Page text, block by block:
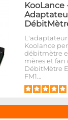
KooLance
Koolance
débitmètre
mères et fan
DébitMètre
FM1…